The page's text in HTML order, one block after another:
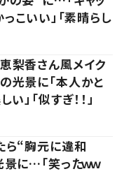
っこいい」「素晴らし
梨香さん風メイク
景に「本人かと
」「似すぎ！！」
ら“胸元に違和
に…「笑ったｗｗ